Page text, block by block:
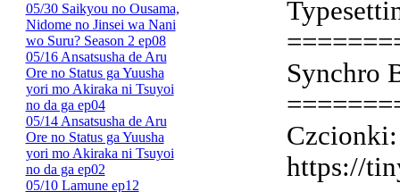
05/30 Saikyou no Ousama,
Nidome no Jinsei wa Nani
wo Suru? Season 2 ep08
05/16 Ansatsusha de Aru
Ore no Status ga Yuusha
yori mo Akiraka ni Tsuyoi
no da ga ep04
05/14 Ansatsusha de Aru
Ore no Status ga Yuusha
yori mo Akiraka ni Tsuyoi
no da ga ep02
05/10 Lamune ep12
Synchro
Czcionki:
https://